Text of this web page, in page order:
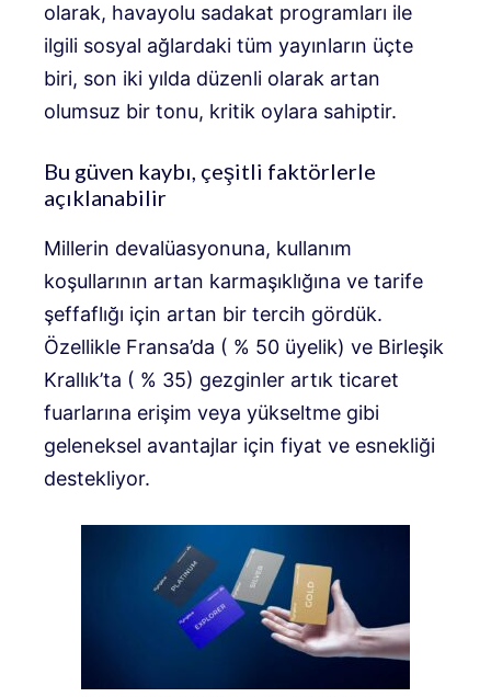
olarak, havayolu sadakat programları ile
ilgili sosyal ağlardaki tüm yayınların üçte
biri, son iki yılda düzenli olarak artan
olumsuz bir tonu, kritik oylara sahiptir.
Bu güven kaybı, çeşitli faktörlerle
açıklanabilir
Millerin devalüasyonuna, kullanım
koşullarının artan karmaşıklığına ve tarife
şeffaflığı için artan bir tercih gördük.
Özellikle Fransa’da ( % 50 üyelik) ve Birleşik
Krallık’ta ( % 35) gezginler artık ticaret
fuarlarına erişim veya yükseltme gibi
geleneksel avantajlar için fiyat ve esnekliği
destekliyor.